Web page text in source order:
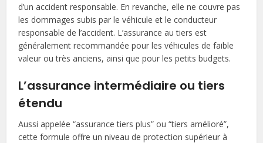
d’un accident responsable. En revanche, elle ne couvre pas
les dommages subis par le véhicule et le conducteur
responsable de l’accident. L’assurance au tiers est
généralement recommandée pour les véhicules de faible
valeur ou très anciens, ainsi que pour les petits budgets.
L’assurance intermédiaire ou tiers
étendu
Aussi appelée “assurance tiers plus” ou “tiers amélioré”,
cette formule offre un niveau de protection supérieur à